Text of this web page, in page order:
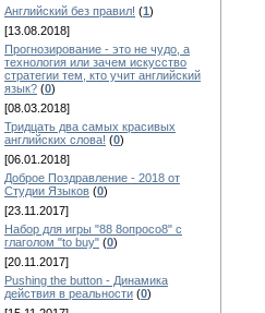
Английский без правил! (1)
[13.08.2018]
Прогнозирование - это не чудо, а
технология или зачем искусство
стратегии тем, кто учит английский
язык? (0)
[08.03.2018]
Тридцать два самых красивых
английских слова! (0)
[06.01.2018]
Доброе Поздравление - 2018 от
Студии Языков (0)
[23.11.2017]
Набор для игры "88 8опросо8" с
глаголом "to buy" (0)
[20.11.2017]
Pushing the button - Динамика
действия в реальности (0)